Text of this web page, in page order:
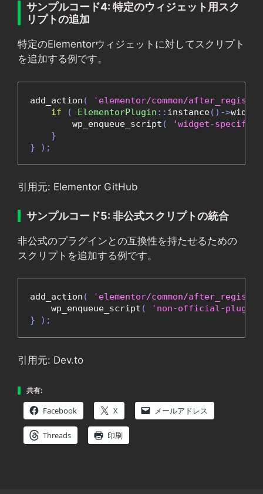
サンプルコード4: 特定のウィジェット用スク
リプトの追加
特定のElementorウィジェットに対してスクリプト
を追加する例です。
add_action (
'elementor/common/
if
( ElementorPlugin :: instance()->
        wp_enqueue_script
(
'widget-
}
}
);
引用元: Elementor GitHub
サンプルコード5: 非公式スクリプトの統合
非公式のプラグインとの互換性を持たせるための
スクリプトを追加する例です。
add_action (
'elementor/common/
    wp_enqueue_script
(
'non-official-plugin-
}
);
引用元: Dev.to
共有:
Facebook X メールアドレス
Threads 印刷